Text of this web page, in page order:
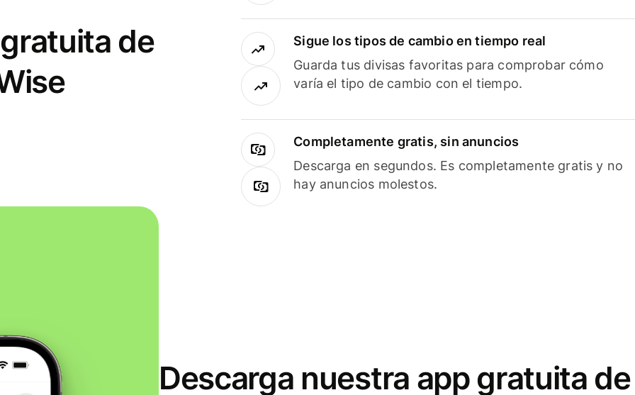
de
Sigue los tipos de cambio en tiempo real
Guarda tus divisas favoritas para comprobar cómo
varía el tipo de cambio con el tiempo.
Completamente gratis, sin anuncios
Descarga en segundos. Es completamente gratis y no
hay anuncios molestos.
Descarga nuestra app gratuita de